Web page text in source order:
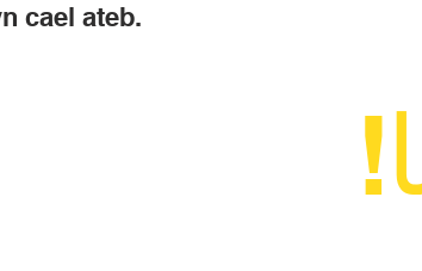
cael ateb.